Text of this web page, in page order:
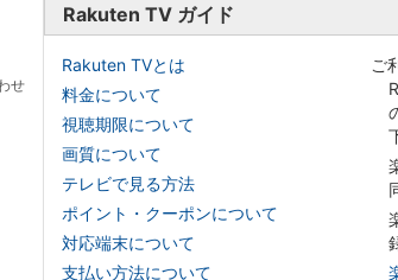
せ
Rakuten TV ガイド
Rakuten TVとは
料金について
視聴期限について
画質について
テレビで見る方法
ポイント・クーポンについて
対応端末について
支払い方法について
ご